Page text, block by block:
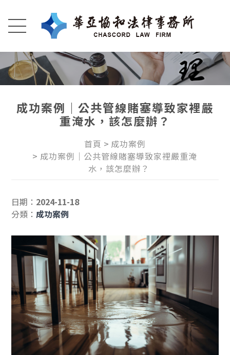
成功案例｜公共管線賭塞導致家裡嚴
重淹水，該怎麼辦？
首頁
成功案例
成功案例｜公共管線賭塞導致家裡嚴重淹
水，該怎麼辦？
日期： 2024-11-18
分類：成功案例